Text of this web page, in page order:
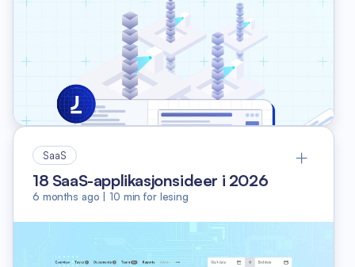
SaaS
18 SaaS-applikasjonsideer i 2026
6 months ago |10 min for lesing